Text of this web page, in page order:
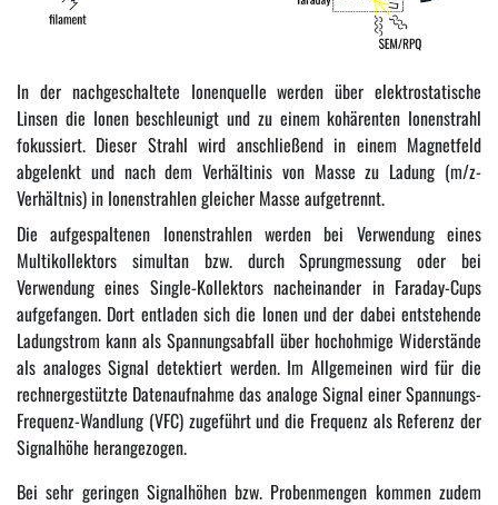
In der nachgeschaltete Ionenquelle werden über elektrostatische
Linsen die Ionen beschleunigt und zu einem kohärenten Ionenstrahl
fokussiert. Dieser Strahl wird anschließend in einem Magnetfeld
abgelenkt und nach dem Verhältinis von Masse zu Ladung (m/z-
Verhältnis) in Ionenstrahlen gleicher Masse aufgetrennt.
Die aufgespaltenen Ionenstrahlen werden bei Verwendung eines
Multikollektors simultan bzw. durch Sprungmessung oder bei
Verwendung eines Single-Kollektors nacheinander in Faraday-Cups
aufgefangen. Dort entladen sich die Ionen und der dabei entstehende
Ladungstrom kann als Spannungsabfall über hochohmige Widerstände
als analoges Signal detektiert werden. Im Allgemeinen wird für die
rechnergestützte Datenaufnahme das analoge Signal einer Spannungs-
Frequenz-Wandlung (VFC) zugeführt und die Frequenz als Referenz der
Signalhöhe herangezogen.
Bei sehr geringen Signalhöhen bzw. Probenmengen kommen zudem